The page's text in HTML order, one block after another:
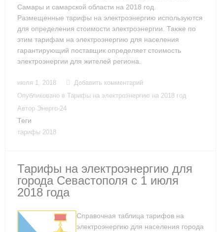
Самары и самарской области на 2018 год.
Размещенные тарифы на электроэнергию используются
для определения стоимости электроэнергии. Также по
этим тарифам на электроэнергию для населения
гарантирующий поставщик определяет стоимость
электроэнергии для жителей региона.
июля 1, 2018
Добавить комментарий
Опубликовано в Тарифы на электроэнергию на 2018 год
Автор Энерго-24
Теги
тарифы 2018
Тарифы на электроэнергию для
города Севастополя с 1 июля
2018 года
Справочная таблица тарифов на
электроэнергию для населения города